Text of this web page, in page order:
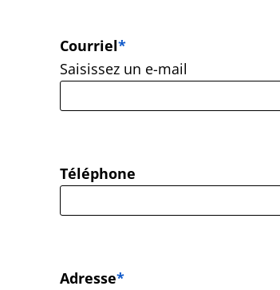
Courriel*
Saisissez un e-mail
Téléphone
Adresse*